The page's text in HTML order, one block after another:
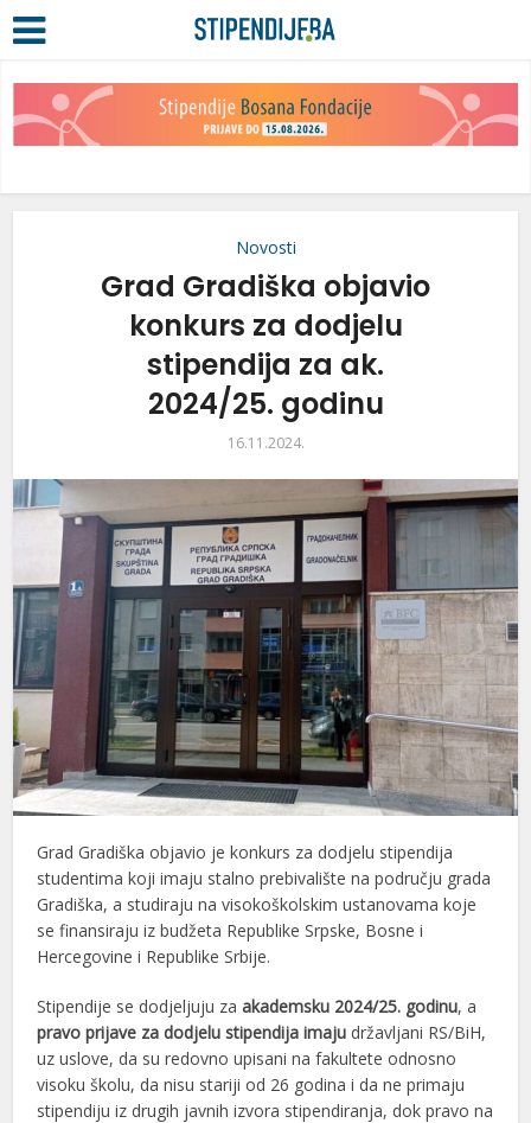
Novosti
Grad Gradiška objavio
konkurs za dodjelu
stipendija za ak.
2024/25. godinu
16.11.2024.
Grad Gradiška objavio je konkurs za dodjelu stipendija
studentima koji imaju stalno prebivalište na području grada
Gradiška, a studiraju na visokoškolskim ustanovama koje
se finansiraju iz budžeta Republike Srpske, Bosne i
Hercegovine i Republike Srbije.
Stipendije se dodjeljuju zaakademsku 2024/25. godinu, a
pravo prijave za dodjelu stipendija imaju državljani RS/BiH,
uz uslove, da su redovno upisani na fakultete odnosno
visoku školu, da nisu stariji od 26 godina i da ne primaju
stipendiju iz drugih javnih izvora stipendiranja, dok pravo na